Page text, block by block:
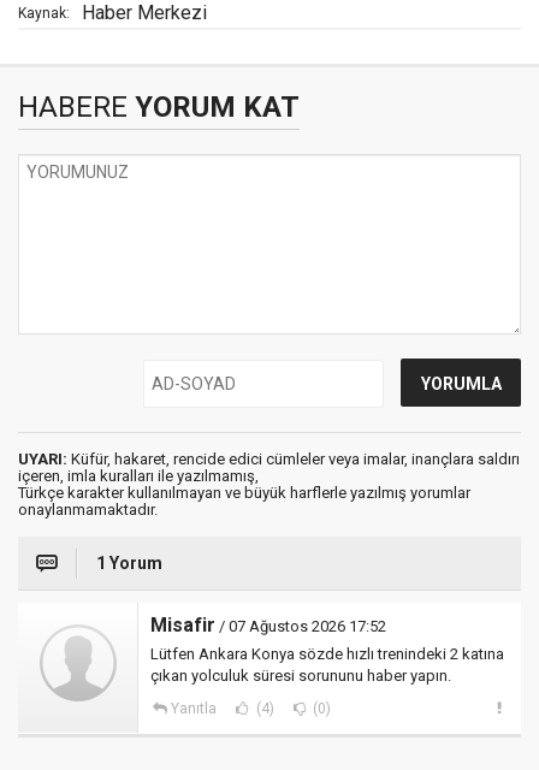
Kaynak: Haber Merkezi
HABERE YORUM KAT
UYARI: Küfür, hakaret, rencide edici cümleler veya imalar, inançlara saldırı
içeren, imla kuralları ile yazılmamış,
Türkçe karakter kullanılmayan ve büyük harflerle yazılmış yorumlar
onaylanmamaktadır.
1 Yorum
Misafir / 07 Ağustos 2026 17:52
Lütfen Ankara Konya sözde hızlı trenindeki 2 katına
çıkan yolculuk süresi sorununu haber yapın.
Yanıtla (4) (0)